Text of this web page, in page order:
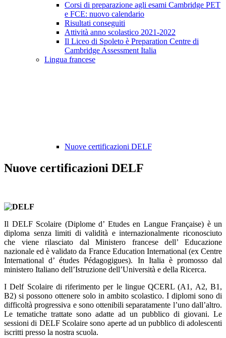
Corsi di preparazione agli esami Cambridge PET
e FCE: nuovo calendario
Risultati conseguiti
Attività anno scolastico 2021-2022
Il Liceo di Spoleto è Preparation Centre di
Cambridge Assessment Italia
Lingua francese
Nuove certificazioni DELF
Nuove certificazioni DELF
Il DELF Scolaire (Diplome d’ Etudes en Langue Française) è un
diploma senza limiti di validità e internazionalmente riconosciuto
che viene rilasciato dal Ministero francese dell’ Educazione
nazionale ed è validato da France Education International (ex Centre
International d’ études Pédagogigues). In Italia è promosso dal
ministero Italiano dell’Istruzione dell’Università e della Ricerca.
I Delf Scolaire di riferimento per le lingue QCERL (A1, A2, B1,
B2) si possono ottenere solo in ambito scolastico. I diplomi sono di
difficoltà progressiva e sono ottenibili separatamente l’uno dall’altro.
Le tematiche trattate sono adatte ad un pubblico di giovani. Le
sessioni di DELF Scolaire sono aperte ad un pubblico di adolescenti
iscritti presso la nostra scuola.